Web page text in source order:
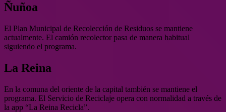
Ñuñoa
El Plan Municipal de Recolección de Residuos se mantiene
actualmente. El camión recolector pasa de manera habitual
siguiendo el programa.
La Reina
En la comuna del oriente de la capital también se mantiene el
programa. El Servicio de Reciclaje opera con normalidad a través de
la app “La Reina Recicla”.